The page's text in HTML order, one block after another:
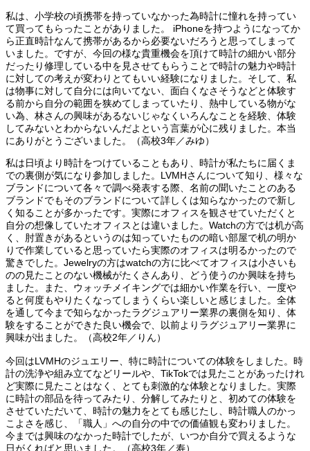
私は、小学校の頃携帯を持っていなかった為時計に憧れを持ってい
て買ってもらったことがありました。 iPhoneを持つようになってか
ら正直時計なんて携帯があるから必要ないだろうと思ってしまって
いました。ですが、今回の様な貴重機会を頂けて時計の細かい部分
だったり修理している中を見させてもらうことで時計の魅力や時計
に対しての考えが変わりとてもいい経験になりました。そして、私
は物事に対して自分には向いてない、面白くなさそうなどと体験す
る前から自分の範囲を狭めてしまっていたり、熱中している物がな
い為、林さんの興味があるないじゃなくいろんなことを経験、体験
してみないとわからないんだよという言葉が心に残りました。本当
にありがとうございました。（高校3年／みゆ）
私は日頃より時計をつけていることもあり、時計が私たちに届くま
での裏側が気になり参加しました。LVMHさんについて知り、様々な
ブランドについて各々で調べ発表する際、名前の聞いたことのある
ブランドでもそのブランドについて詳しくは知らなかったので新し
く知ることが多かったです。実際にオフィスを観させていただくと
自分の想像していたオフィスとは違いました。Watchの方では机が高
く、肘置きがあるというのは知っていたものの暗い部屋で机の明か
りで作業していると思っていたら実際のオフィスは明るかったので
驚きでした。Jewelryの方はwatchの方に比べてオフィスは小さいも
のの見たことのない機械がたくさんあり、どう使うのか興味を持ち
ました。また、ウォッチメイキングでは細かい作業を行い、一度や
ると何度もやりたくなってしまうくらい楽しいと感じました。全体
を通して今まで知らなかったラグジュアリー業界の裏側を知り、体
験をすることができた良い機会で、以前よりラグジュアリー業界に
興味が出ました。（高校2年／りん）
今回はLVMHのジュエリー、特に時計についての体験をしました。時
計の洗浄や組み立てなどリールや、TikTokでは見たことがあったけれ
ど実際に見たことはなく、とても刺激的な体験となりました。実際
に時計の部品を待ってみたり、分解してみたりと、初めての体験を
させていただいて、時計の魅力をとても感じたし、時計職人のかっ
こよさを感じ、「職人」への自分の中での価値観も変わりました。
今までは興味のなかった時計でしたが、いつか自分で買えるような
日がくればと思いました。（高校3年／寿）